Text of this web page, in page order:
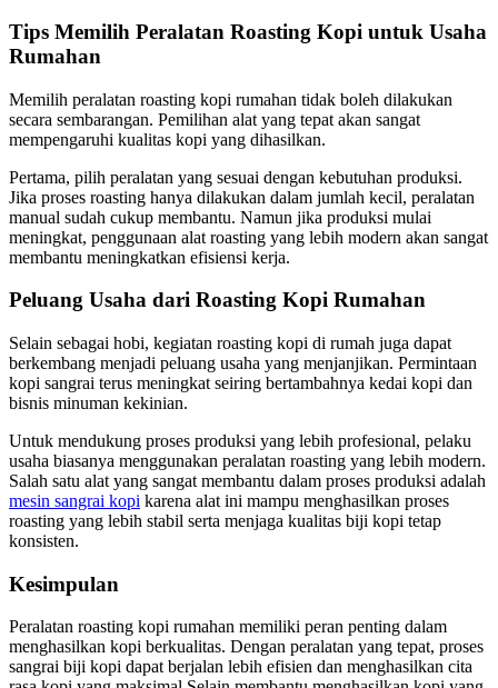
Tips Memilih Peralatan Roasting Kopi untuk Usaha
Rumahan
Memilih peralatan roasting kopi rumahan tidak boleh dilakukan
secara sembarangan. Pemilihan alat yang tepat akan sangat
mempengaruhi kualitas kopi yang dihasilkan.
Pertama, pilih peralatan yang sesuai dengan kebutuhan produksi.
Jika proses roasting hanya dilakukan dalam jumlah kecil, peralatan
manual sudah cukup membantu. Namun jika produksi mulai
meningkat, penggunaan alat roasting yang lebih modern akan sangat
membantu meningkatkan efisiensi kerja.
Peluang Usaha dari Roasting Kopi Rumahan
Selain sebagai hobi, kegiatan roasting kopi di rumah juga dapat
berkembang menjadi peluang usaha yang menjanjikan. Permintaan
kopi sangrai terus meningkat seiring bertambahnya kedai kopi dan
bisnis minuman kekinian.
Untuk mendukung proses produksi yang lebih profesional, pelaku
usaha biasanya menggunakan peralatan roasting yang lebih modern.
Salah satu alat yang sangat membantu dalam proses produksi adalah
mesin sangrai kopi karena alat ini mampu menghasilkan proses
roasting yang lebih stabil serta menjaga kualitas biji kopi tetap
konsisten.
Kesimpulan
Peralatan roasting kopi rumahan memiliki peran penting dalam
menghasilkan kopi berkualitas. Dengan peralatan yang tepat, proses
sangrai biji kopi dapat berjalan lebih efisien dan menghasilkan cita